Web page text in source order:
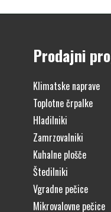
Prodajni
Klimatske naprave
Toplotne črpalke
Hladilniki
Zamrzovalniki
Kuhalne plošče
Štedilniki
Vgradne pečice
Mikrovalovne pečice